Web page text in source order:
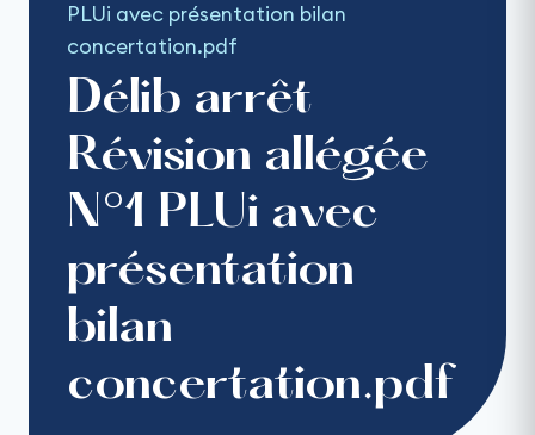
PLUi avec présentation bilan
concertation.pdf
Délib arrêt
Révision allégée
N°1 PLUi avec
présentation
bilan
concertation.pdf